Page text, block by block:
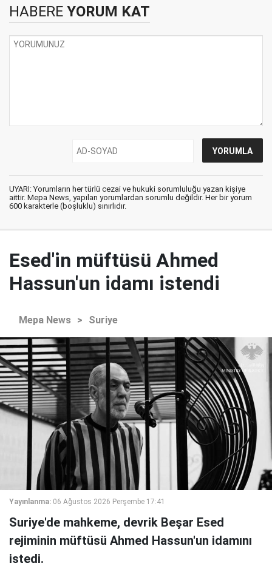
HABERE YORUM KAT
UYARI: Yorumların her türlü cezai ve hukuki sorumluluğu yazan kişiye
aittir. Mepa News, yapılan yorumlardan sorumlu değildir. Her bir yorum
600 karakterle (boşluklu) sınırlıdır.
Esed'in müftüsü Ahmed
Hassun'un idamı istendi
Mepa News > Suriye
Yayınlanma: 06 Ağustos 2026 Perşembe 17:41
Suriye'de mahkeme, devrik Beşar Esed
rejiminin müftüsü Ahmed Hassun'un idamını
istedi.